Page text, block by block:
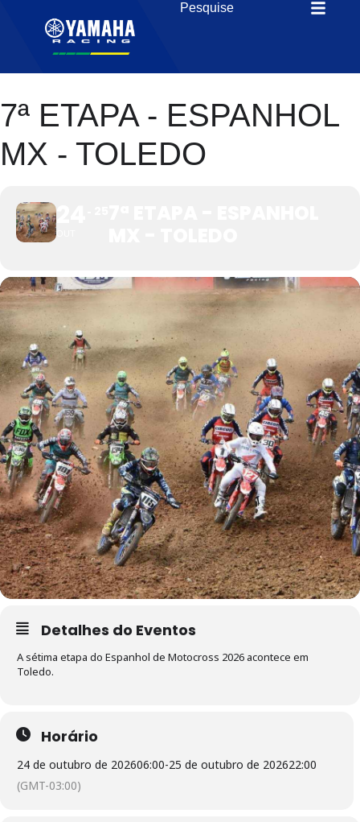
7ª ETAPA - ESPANHOL
MX - TOLEDO
Detalhes do Eventos
A sétima etapa do Espanhol de Motocross 2026 acontece em
Toledo.
Horário
24 de outubro de 202606:00-25 de outubro de 202622:00
(GMT-03:00)